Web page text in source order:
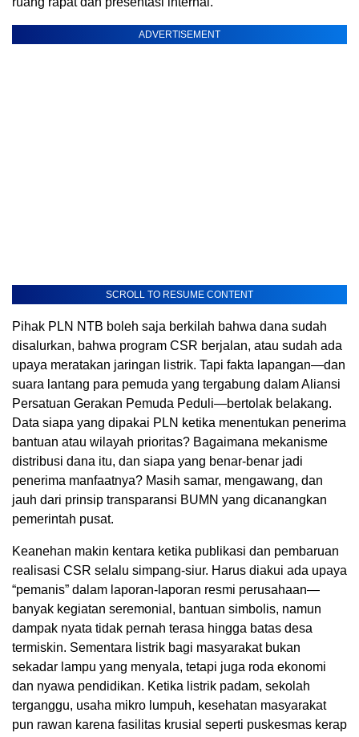
ADVERTISEMENT
SCROLL TO RESUME CONTENT
Pihak PLN NTB boleh saja berkilah bahwa dana sudah
disalurkan, bahwa program CSR berjalan, atau sudah ada
upaya meratakan jaringan listrik. Tapi fakta lapangan—dan
suara lantang para pemuda yang tergabung dalam Aliansi
Persatuan Gerakan Pemuda Peduli—bertolak belakang.
Data siapa yang dipakai PLN ketika menentukan penerima
bantuan atau wilayah prioritas? Bagaimana mekanisme
distribusi dana itu, dan siapa yang benar-benar jadi
penerima manfaatnya? Masih samar, mengawang, dan
jauh dari prinsip transparansi BUMN yang dicanangkan
pemerintah pusat.
Keanehan makin kentara ketika publikasi dan pembaruan
realisasi CSR selalu simpang-siur. Harus diakui ada upaya
“pemanis” dalam laporan-laporan resmi perusahaan—
banyak kegiatan seremonial, bantuan simbolis, namun
dampak nyata tidak pernah terasa hingga batas desa
termiskin. Sementara listrik bagi masyarakat bukan
sekadar lampu yang menyala, tetapi juga roda ekonomi
dan nyawa pendidikan. Ketika listrik padam, sekolah
terganggu, usaha mikro lumpuh, kesehatan masyarakat
pun rawan karena fasilitas krusial seperti puskesmas kerap